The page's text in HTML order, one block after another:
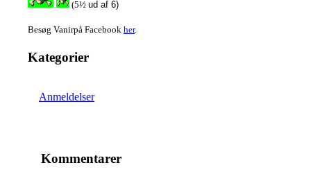
(5½ ud af 6)
Besøg Vanirpå Facebook her.
Kategorier
Anmeldelser
Kommentarer